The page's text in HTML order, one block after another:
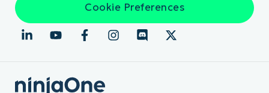
Cookie Preferences